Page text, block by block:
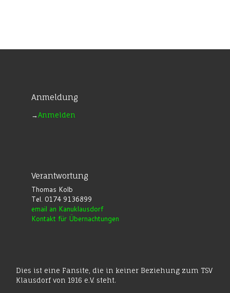
Anmeldung
→Anmelden
Verantwortung
Thomas Kolb
Tel. 0174 9136899
email an Kanuklausdorf
Kontakt für Übernachtungen
Dies ist eine Fansite, die in keiner Beziehung zum TSV
Klausdorf von 1916 e.V. steht.